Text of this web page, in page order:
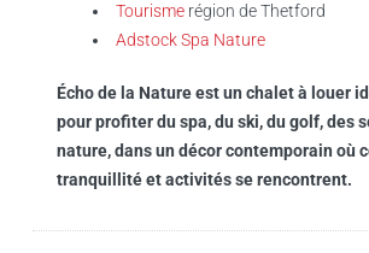
Tourismerégion de Thetford
Adstock Spa Nature
Écho de la Nature est un chalet à louer
pour profiter du spa, du ski, du golf, des
nature, dans un décor contemporain où
tranquillité et activités se rencontrent.